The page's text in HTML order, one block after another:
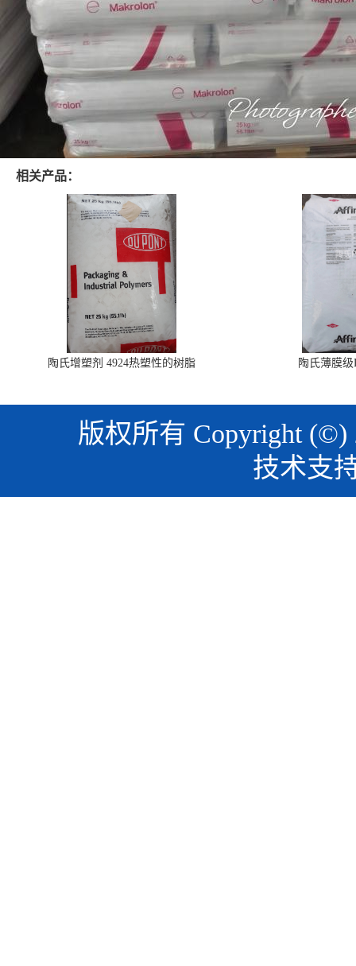
相关产品：
陶氏增塑剂 4924热塑性的树脂 陶氏薄膜级
版权所有 Copyright
技术支